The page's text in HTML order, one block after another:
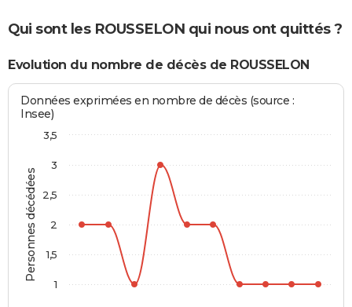
Qui sont les ROUSSELON qui nous ont quittés ?
Evolution du nombre de décès de ROUSSELON
Personnes décédées
Données exprimées en nombre de décès (source :
Insee)
1
1,5
2
2,5
3
3,5